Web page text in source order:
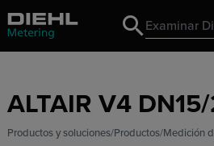
Search
Search
ALTAIR V4
Productos y soluciones Productos Medición